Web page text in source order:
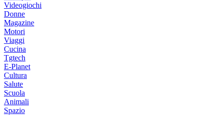
Videogiochi
Donne
Magazine
Motori
Viaggi
Cucina
Tgtech
E-Planet
Cultura
Salute
Scuola
Animali
Spazio